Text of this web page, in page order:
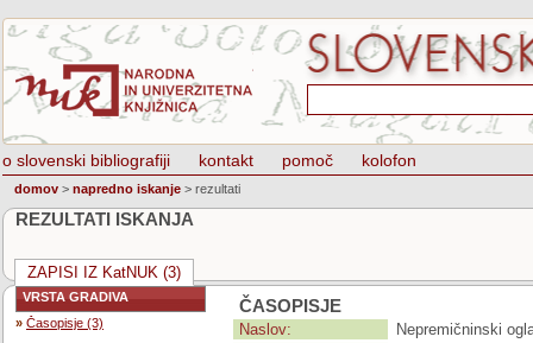
o slovenski bibliografiji kontakt pomoč kolofon
domov > napredno iskanje > rezultati
REZULTATI ISKANJA
ZAPISI IZ KatNUK (3)
VRSTA GRADIVA
» Časopisje (3)
ČASOPISJE
Naslov:
Nepremičninski